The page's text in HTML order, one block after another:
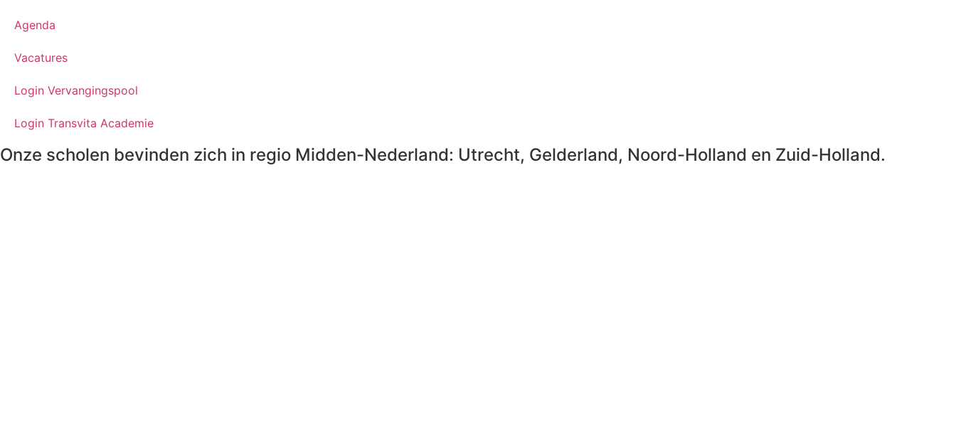
Agenda
Vacatures
Login Vervangingspool
Login Transvita Academie
Onze scholen bevinden zich in regio Midden-Nederland: Utrecht, Gelderland, Noord-Holland en Zuid-Holland.